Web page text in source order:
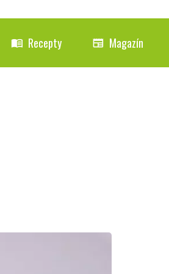
menu_book Recepty newspaper Magazín